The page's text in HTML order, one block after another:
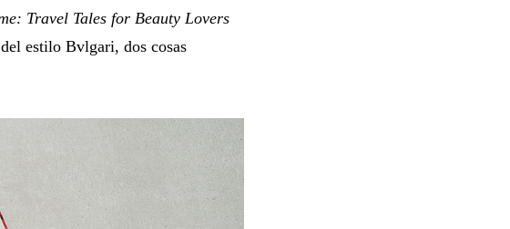
Travel Tales for Beauty Lovers
estilo Bvlgari, dos cosas